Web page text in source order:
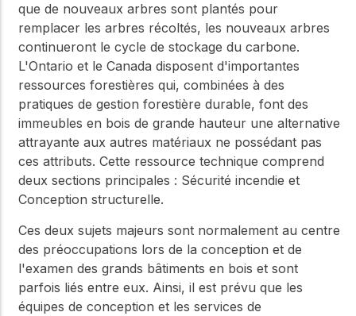
que de nouveaux arbres sont plantés pour
remplacer les arbres récoltés, les nouveaux arbres
continueront le cycle de stockage du carbone.
L'Ontario et le Canada disposent d'importantes
ressources forestières qui, combinées à des
pratiques de gestion forestière durable, font des
immeubles en bois de grande hauteur une alternative
attrayante aux autres matériaux ne possédant pas
ces attributs. Cette ressource technique comprend
deux sections principales : Sécurité incendie et
Conception structurelle.
Ces deux sujets majeurs sont normalement au centre
des préoccupations lors de la conception et de
l'examen des grands bâtiments en bois et sont
parfois liés entre eux. Ainsi, il est prévu que les
équipes de conception et les services de